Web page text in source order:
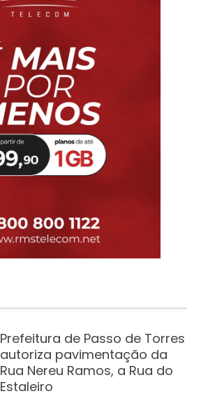
Prefeitura de Passo de Torres
autoriza pavimentação da
Rua Nereu Ramos, a Rua do
Estaleiro